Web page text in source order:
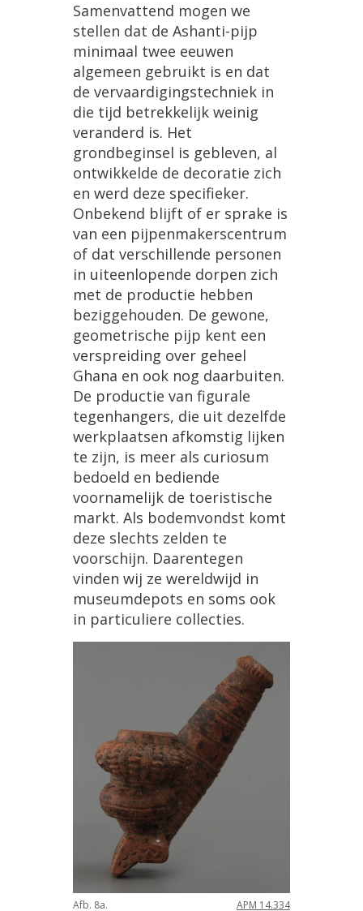
Samenvattend mogen we
stellen dat de Ashanti-pijp
minimaal twee eeuwen
algemeen gebruikt is en dat
de vervaardigingstechniek in
die tijd betrekkelijk weinig
veranderd is. Het
grondbeginsel is gebleven, al
ontwikkelde de decoratie zich
en werd deze specifieker.
Onbekend blijft of er sprake is
van een pijpenmakerscentrum
of dat verschillende personen
in uiteenlopende dorpen zich
met de productie hebben
beziggehouden. De gewone,
geometrische pijp kent een
verspreiding over geheel
Ghana en ook nog daarbuiten.
De productie van figurale
tegenhangers, die uit dezelfde
werkplaatsen afkomstig lijken
te zijn, is meer als curiosum
bedoeld en bediende
voornamelijk de toeristische
markt. Als bodemvondst komt
deze slechts zelden te
voorschijn. Daarentegen
vinden wij ze wereldwijd in
museumdepots en soms ook
in particuliere collecties.
Afb. 8a. APM 14.334